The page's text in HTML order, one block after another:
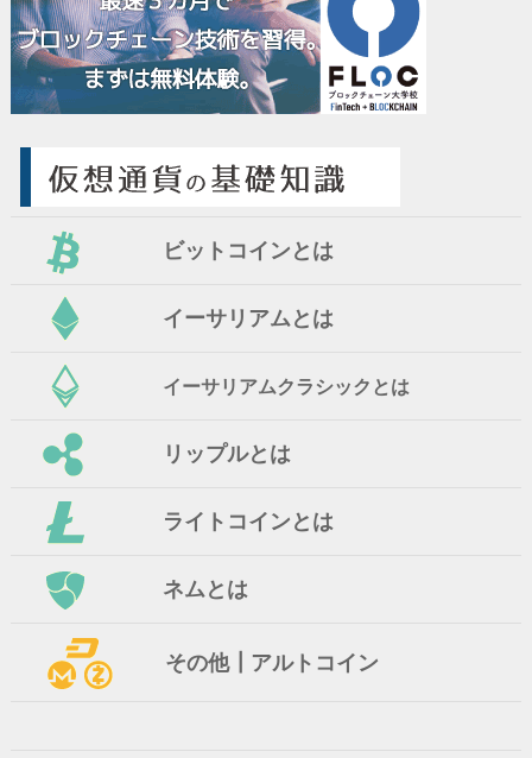
ビットコインとは
イーサリアムとは
イーサリアムクラシックとは
リップルとは
ライトコインとは
ネムとは
その他┃アルトコイン